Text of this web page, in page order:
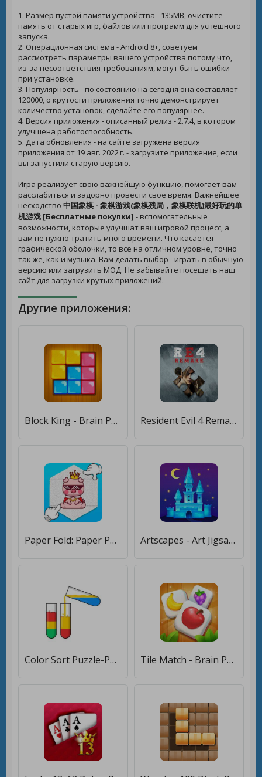
1. Размер пустой памяти устройства - 135MB, очистите
память от старых игр, файлов или программ для успешного
запуска.
2. Операционная система - Android 8+, советуем
рассмотреть параметры вашего устройства потому что,
из-за несоответствия требованиям, могут быть ошибки
при установке.
3. Популярность - по состоянию на сегодня она составляет
120000, о крутости приложения точно демонстрирует
количество установок, сделайте его популярнее.
4. Версия приложения - описанный релиз - 2.7.4, в котором
улучшена работоспособность.
5. Дата обновления - на сайте загружена версия
приложения от 19 авг. 2022 г. - загрузите приложение, если
вы запустили старую версию.
Игра реализует свою важнейшую функцию, помогает вам
расслабиться и задорно провести свое время. Важнейшее
несходство 中国象棋 - 象棋游戏(象棋残局，象棋联机)最好玩的单
机游戏 [Бесплатные покупки] - вспомогательные
возможности, которые улучшат ваш игровой процесс, а
вам не нужно тратить много времени. Что касается
графической оболочки, то все на отличном уровне, точно
так же, как и музыка. Вам делать выбор - играть в обычную
версию или загрузить МОД. Не забывайте посещать наш
сайт для загрузки крутых приложений.
Другие приложения:
Block King - Brain Puzzle Game [Бесплатные покупки] Resident Evil 4 Remake Puzzle [Бесплатные покупки]
Paper Fold: Paper Puzzle 3D [Бесплатные покупки] Artscapes - Art Jigsaw Puzzle [Бесплатные покупки]
Color Sort Puzzle-Puzzle Game [Много монет] Tile Match - Brain Puzzle Game [Бесплатные покупки]